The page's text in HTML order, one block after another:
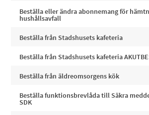
Beställa eller ändra abonnemang för
hushållsavfall
Beställa från Stadshusets kafeteria
Beställa från Stadshusets kafeteria
Beställa från äldreomsorgens kök
Beställa funktionsbrevlåda till Säkra
SDK